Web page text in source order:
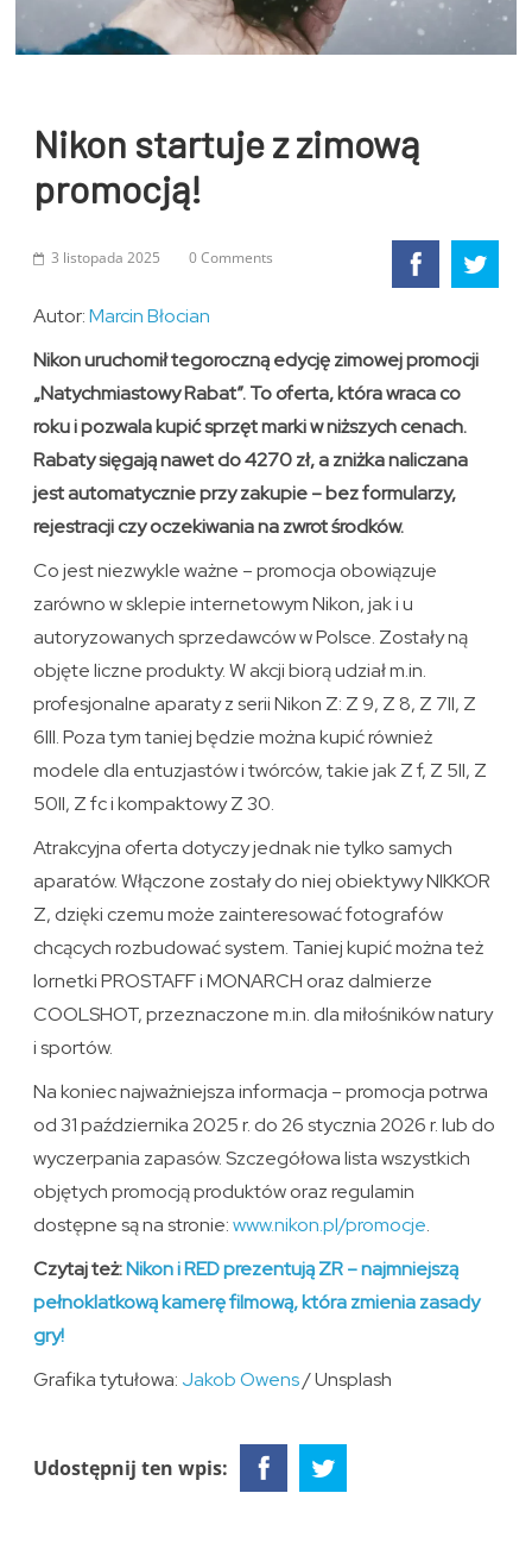
Nikon startuje z zimową
promocją!
3 listopada 2025 0 Comments
Autor:Marcin Błocian
Nikon uruchomił tegoroczną edycję zimowej promocji
„Natychmiastowy Rabat”. To oferta, która wraca co
roku i pozwala kupić sprzęt marki w niższych cenach.
Rabaty sięgają nawet do 4270 zł, a zniżka naliczana
jest automatycznie przy zakupie – bez formularzy,
rejestracji czy oczekiwania na zwrot środków.
Co jest niezwykle ważne – promocja obowiązuje
zarówno w sklepie internetowym Nikon, jak i u
autoryzowanych sprzedawców w Polsce. Zostały ną
objęte liczne produkty. W akcji biorą udział m.in.
profesjonalne aparaty z serii Nikon Z: Z 9, Z 8, Z 7II, Z
6III. Poza tym taniej będzie można kupić również
modele dla entuzjastów i twórców, takie jak Z f, Z 5II, Z
50II, Z fc i kompaktowy Z 30.
Atrakcyjna oferta dotyczy jednak nie tylko samych
aparatów. Włączone zostały do niej obiektywy NIKKOR
Z, dzięki czemu może zainteresować fotografów
chcących rozbudować system. Taniej kupić można też
lornetki PROSTAFF i MONARCH oraz dalmierze
COOLSHOT, przeznaczone m.in. dla miłośników natury
i sportów.
Na koniec najważniejsza informacja – promocja potrwa
od 31 października 2025 r. do 26 stycznia 2026 r. lub do
wyczerpania zapasów. Szczegółowa lista wszystkich
objętych promocją produktów oraz regulamin
dostępne są na stronie:www.nikon.pl/promocje.
Czytaj też:Nikon i RED prezentują ZR – najmniejszą
pełnoklatkową kamerę filmową, która zmienia zasady
gry!
Grafika tytułowa: Jakob Owens/ Unsplash
Udostępnij ten wpis: